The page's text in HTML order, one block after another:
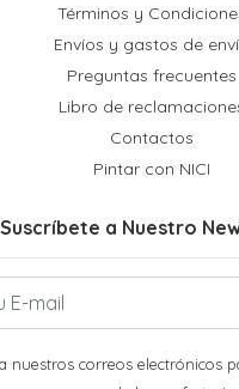
Términos y
Envíos y gastos de
Preguntas frecuentes
Libro de
Contactos
Pintar con NICI
Suscríbete a Nuestro
a nuestros correos electrónicos